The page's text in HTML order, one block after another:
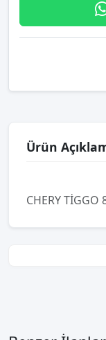
Ürün
CHERY TİGGO